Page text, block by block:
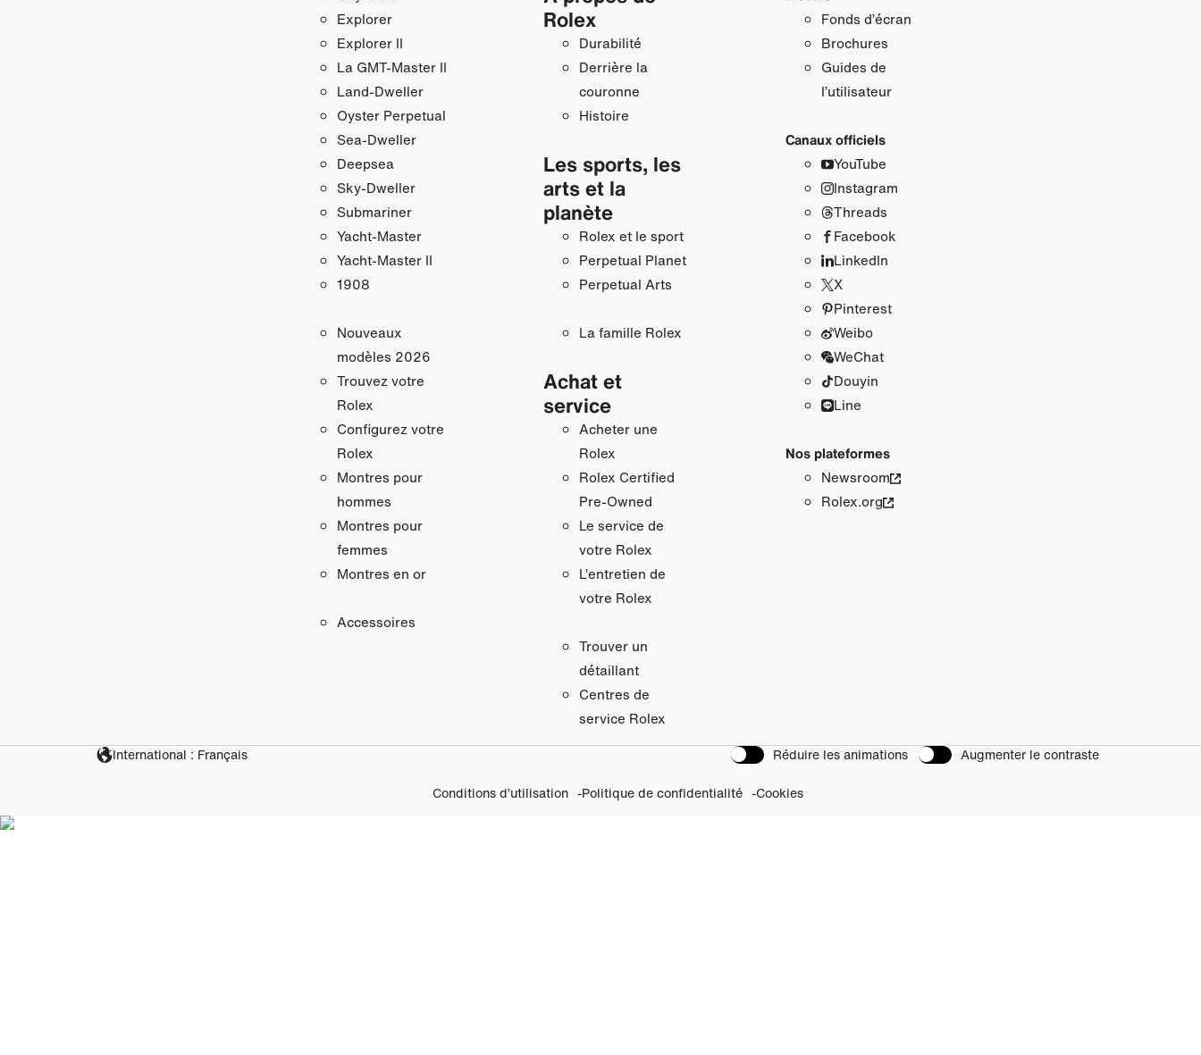
Explorer
Explorer II
La GMT‑Master II
Land-Dweller
Oyster Perpetual
Sea-Dweller
Deepsea
Sky‑Dweller
Submariner
Yacht‑Master
Yacht‑Master II
1908
Nouveaux
modèles 2026
Trouvez votre
Rolex
Configurez votre
Rolex
Montres pour
hommes
Montres pour
femmes
Montres en or
Accessoires
Rolex
Durabilité
Derrière la
couronne
Histoire
Les sports, les
arts et la
planète
Rolex et le sport
Perpetual Planet
Perpetual Arts
La famille Rolex
Achat et
service
Acheter une
Rolex
Rolex Certified
Pre-Owned
Le service de
votre Rolex
L’entretien de
votre Rolex
Trouver un
détaillant
Centres de
service Rolex
Fonds d’écran
Brochures
Guides de
l’utilisateur
Canaux officiels
YouTube
Instagram
Threads
Facebook
LinkedIn
X
Pinterest
Weibo
WeChat
Douyin
Line
Nos plateformes
Newsroom
Rolex.org
International : Français Réduire les animations Augmenter le contraste
Conditions d’utilisation Politique de confidentialité Cookies